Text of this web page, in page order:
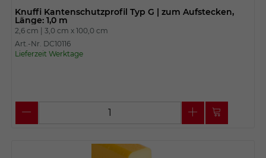
Knuffi Kantenschutzprofil Typ G | zum Aufstecken,
Länge: 1,0 m
2,6 cm | 3,0 cm x 100,0 cm
Art.-Nr. DC10116
Lieferzeit Werktage